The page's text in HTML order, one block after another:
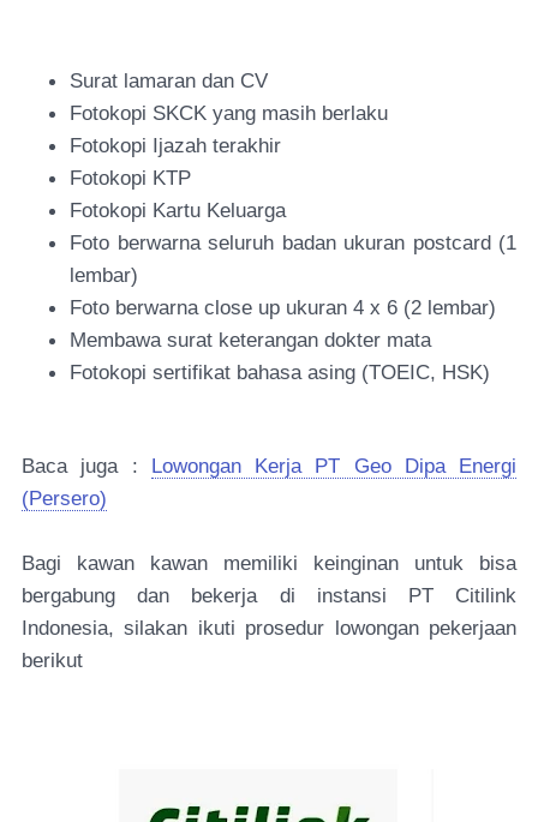
Surat lamaran dan CV
Fotokopi SKCK yang masih berlaku
Fotokopi Ijazah terakhir
Fotokopi KTP
Fotokopi Kartu Keluarga
Foto berwarna seluruh badan ukuran postcard (1
lembar)
Foto berwarna close up ukuran 4 x 6 (2 lembar)
Membawa surat keterangan dokter mata
Fotokopi sertifikat bahasa asing (TOEIC, HSK)
Baca juga : Lowongan Kerja PT Geo Dipa Energi
(Persero)
Bagi kawan kawan memiliki keinginan untuk bisa
bergabung dan bekerja di instansi PT Citilink
Indonesia, silakan ikuti prosedur lowongan pekerjaan
berikut